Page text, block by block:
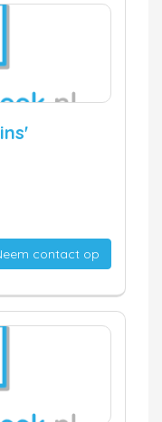
contact op